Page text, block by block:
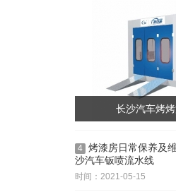
长沙汽车烤
4 烤漆房日常保养及
沙汽车钣喷流水线
时间：2021-05-15